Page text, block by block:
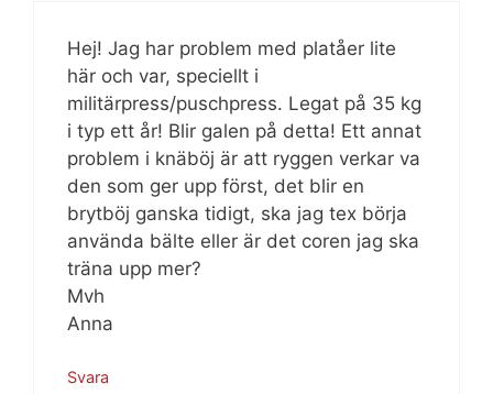
Hej! Jag har problem med platåer lite
här och var, speciellt i
militärpress/puschpress. Legat på 35 kg
i typ ett år! Blir galen på detta! Ett annat
problem i knäböj är att ryggen verkar va
den som ger upp först, det blir en
brytböj ganska tidigt, ska jag tex börja
använda bälte eller är det coren jag ska
träna upp mer?
Mvh
Anna
Svara